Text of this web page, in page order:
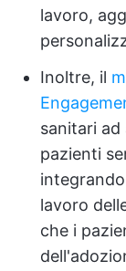
lavoro,
Inoltre, il
sanitari
pazienti
lavoro
che i